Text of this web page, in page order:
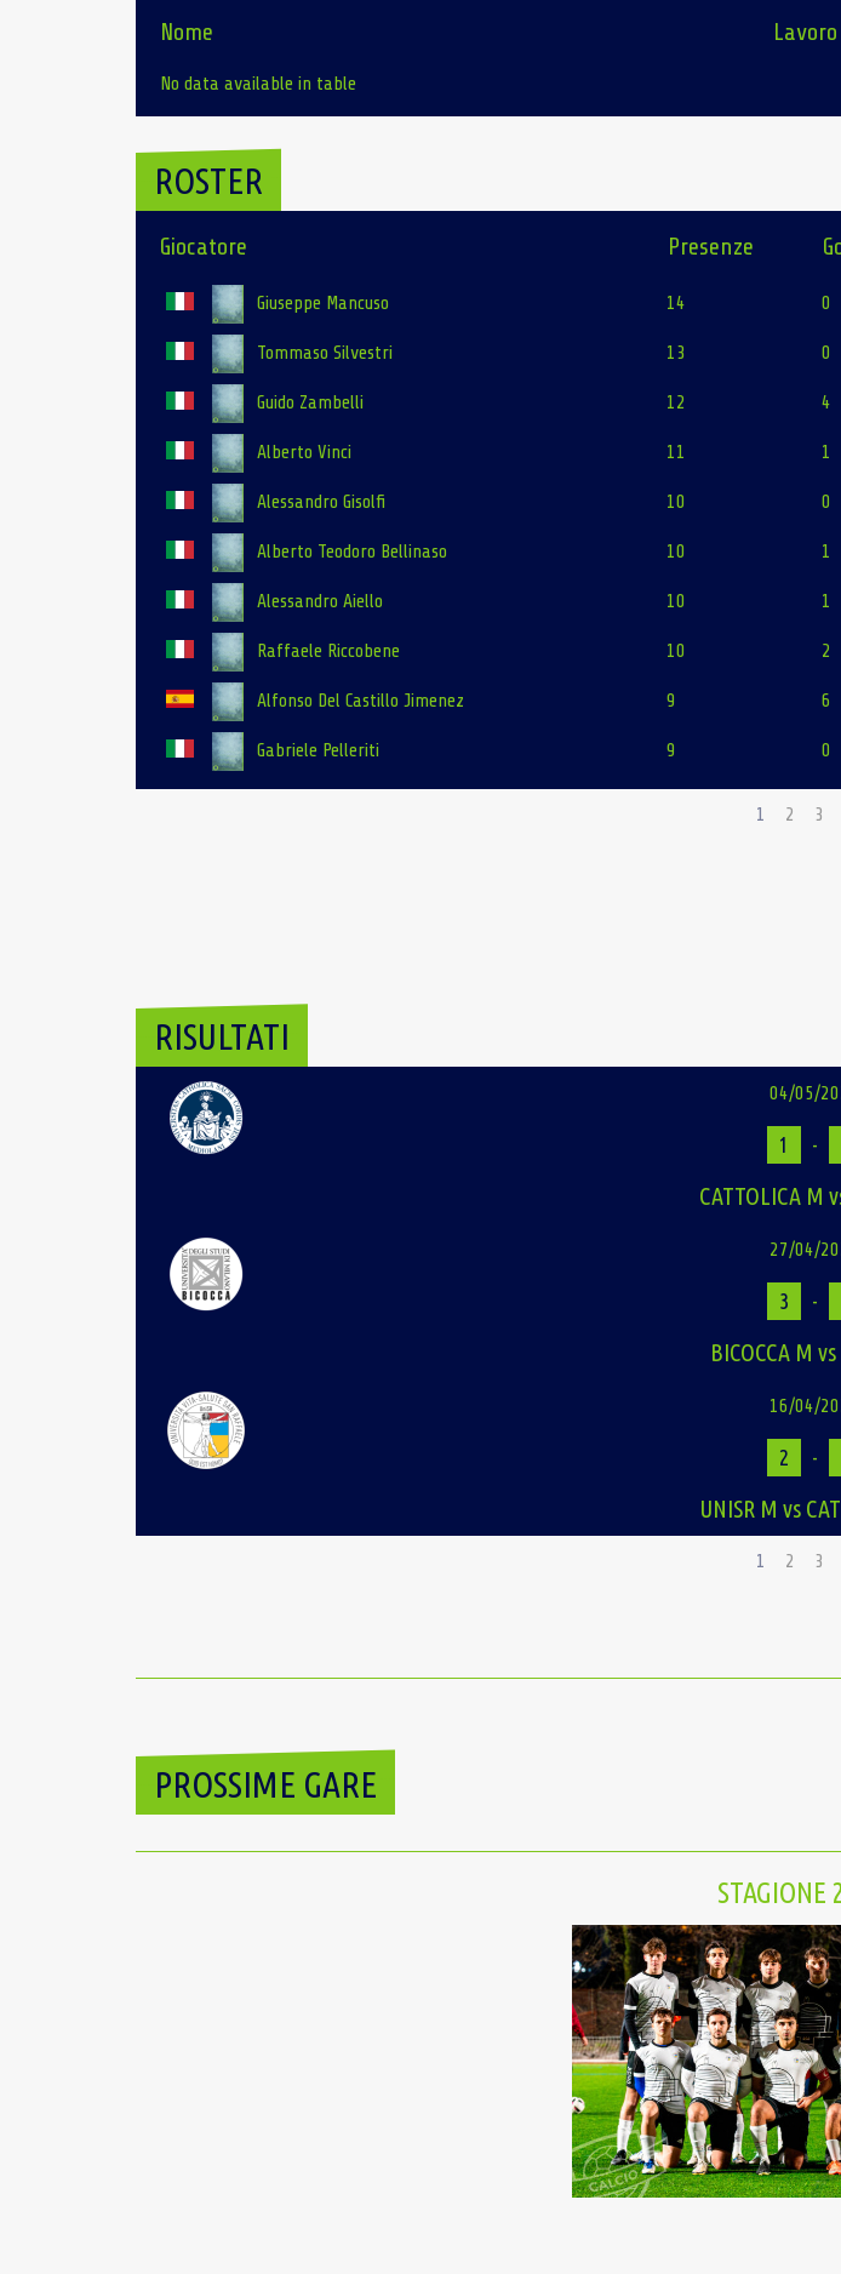
Nome Lavoro
No data available in table
ROSTER
Giocatore Presenze
Giuseppe Mancuso 14 0
Tommaso Silvestri 13 0
Guido Zambelli 12 4
Alberto Vinci 11 1
Alessandro Gisolfi 10 0
Alberto Teodoro Bellinaso 10 1
Alessandro Aiello 10 1
Raffaele Riccobene 10 2
Alfonso Del Castillo Jimenez 9 6
Gabriele Pelleriti 9 0
1 2 3
RISULTATI
04/05/
1 -
CATTOLICA M
27/04/
3 -
BICOCCA M
16/04/
2 -
UNISR M vs
1 2 3
PROSSIME GARE
STAGIONE